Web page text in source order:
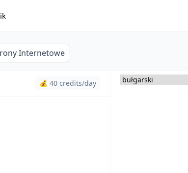
Internetowe
💰 40 credits/day